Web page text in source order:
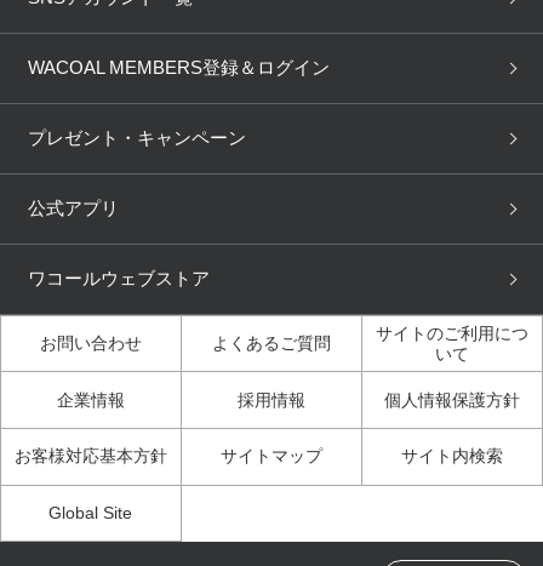
OUR WACOAL
WACOAL Remamma Mens Innerwear
Licensed Brands
3Dボディスキャン
商品回収
ニュース＆トピックス
ブラパン ワコールスタイル
大人の工場見学inベトナム
人間科学研究開発センター見
学
ガイド（マンガ）
3Dボディスキャン体験（マ
WACOAL MEMBERS登録＆ログイン
プレゼント・キャンペーン
公式アプリ
ワコールウェブストア
お問い合わせ よくあるご質問
サイトのご利用につ
いて
企業情報 採用情報 個人情報保護方針
お客様対応基本方針 サイトマップ サイト内検索
Global Site